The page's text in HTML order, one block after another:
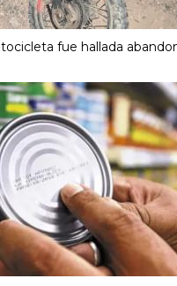
fue hallada